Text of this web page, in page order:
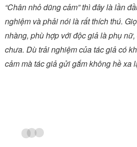
“Chân nhỏ dũng cảm” thì đây là lần
nghiệm và phải nói là rất thích thú.
nhàng, phù hợp với độc giả là phụ
chưa. Dù trải nghiệm của tác giả có
cảm mà tác giả gửi gắm không hề xa